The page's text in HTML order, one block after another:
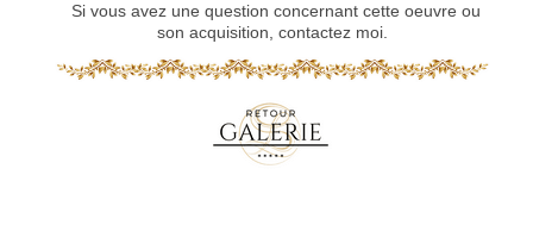
Si vous avez une question concernant cette oeuvre ou
son acquisition, contactez moi.